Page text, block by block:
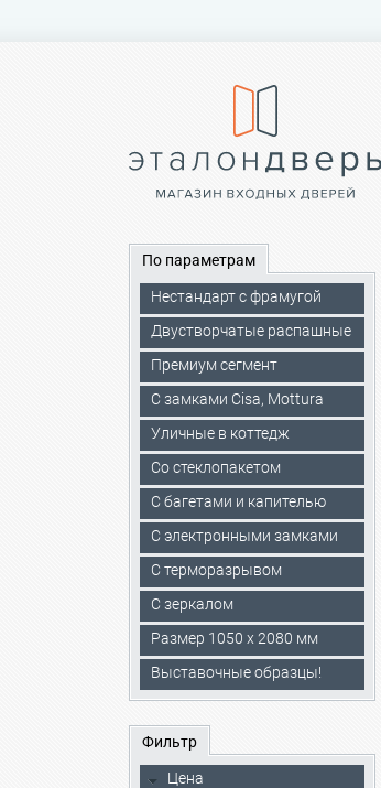
По параметрам
Нестандарт с фрамугой
Двустворчатые распашные
Премиум сегмент
C замками Cisa, Mottura
Уличные в коттедж
Со стеклопакетом
С багетами и капителью
C электронными замками
С терморазрывом
С зеркалом
Размер 1050 х 2080 мм
Выставочные образцы!
Фильтр
Цена